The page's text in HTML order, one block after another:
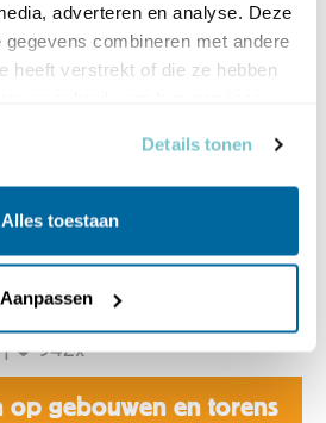
adverteren en analyse. Deze
combineren met andere
heeft verstrekt of die ze hebben
Details tonen
Alles toestaan
Aanpassen
DIT FILMPJE
thuis slapen
| 942x
op gebouwen en torens